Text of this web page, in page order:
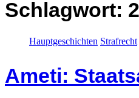
Schlagwort:
Hauptgeschichten Strafrecht
Ameti: